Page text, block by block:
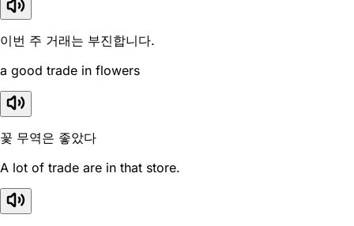
이번 주 거래는 부진합니다.
a good trade in flowers
꽃 무역은 좋았다
A lot of trade are in that store.